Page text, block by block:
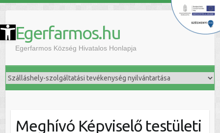
Eszköztár megnyitása Egerfarmos.hu
Egerfarmos Község Hivatalos Honlapja
Meghívó Képviselő testületi